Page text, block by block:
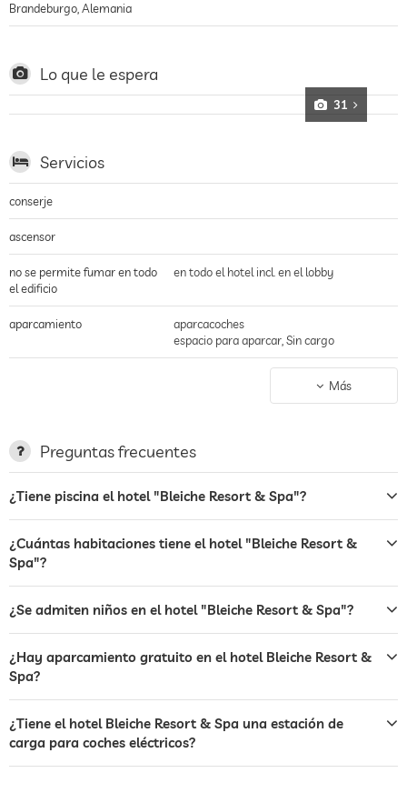
Brandeburgo Alemania
Lo que le espera
31
Servicios
conserje
ascensor
no se permite fumar en todo
el edificio
en todo el hotel incl. en el lobby
aparcamiento
aparcacoches
espacio para aparcar, Sin cargo
servicio de lavandería
jardin/zona exterior
café
restaurante
caja fuerte
perros permitidos
Más
Preguntas frecuentes
¿Tiene piscina el hotel "Bleiche Resort & Spa"?
¿Cuántas habitaciones tiene el hotel "Bleiche Resort &
Spa"?
¿Se admiten niños en el hotel "Bleiche Resort & Spa"?
¿Hay aparcamiento gratuito en el hotel Bleiche Resort &
Spa?
¿Tiene el hotel Bleiche Resort & Spa una estación de
carga para coches eléctricos?